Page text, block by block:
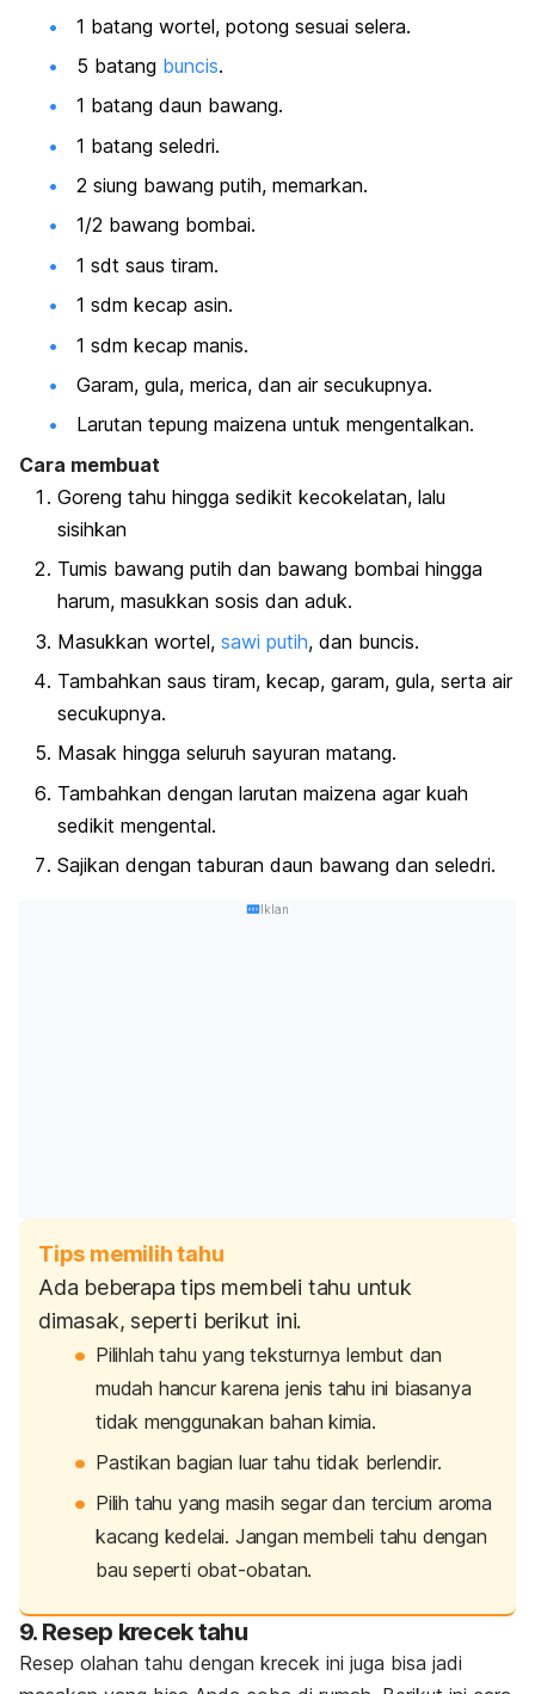
1 batang wortel, potong sesuai selera.
5 batang buncis.
1 batang daun bawang.
1 batang seledri.
2 siung bawang putih, memarkan.
1/2 bawang bombai.
1 sdt saus tiram.
1 sdm kecap asin.
1 sdm kecap manis.
Garam, gula, merica, dan air secukupnya.
Larutan tepung maizena untuk mengentalkan.
Cara membuat
Goreng tahu hingga sedikit kecokelatan, lalu
sisihkan
Tumis bawang putih dan bawang bombai hingga
harum, masukkan sosis dan aduk.
Masukkan wortel, sawi putih, dan buncis.
Tambahkan saus tiram, kecap, garam, gula, serta air
secukupnya.
Masak hingga seluruh sayuran matang.
Tambahkan dengan larutan maizena agar kuah
sedikit mengental.
Sajikan dengan taburan daun bawang dan seledri.
Iklan
Tips memilih tahu
Ada beberapa tips membeli tahu untuk
dimasak, seperti berikut ini.
Pilihlah tahu yang teksturnya lembut dan
mudah hancur karena jenis tahu ini biasanya
tidak menggunakan bahan kimia.
Pastikan bagian luar tahu tidak berlendir.
Pilih tahu yang masih segar dan tercium aroma
kacang kedelai. Jangan membeli tahu dengan
bau seperti obat-obatan.
9. Resep krecek tahu
Resep olahan tahu dengan krecek ini juga bisa jadi